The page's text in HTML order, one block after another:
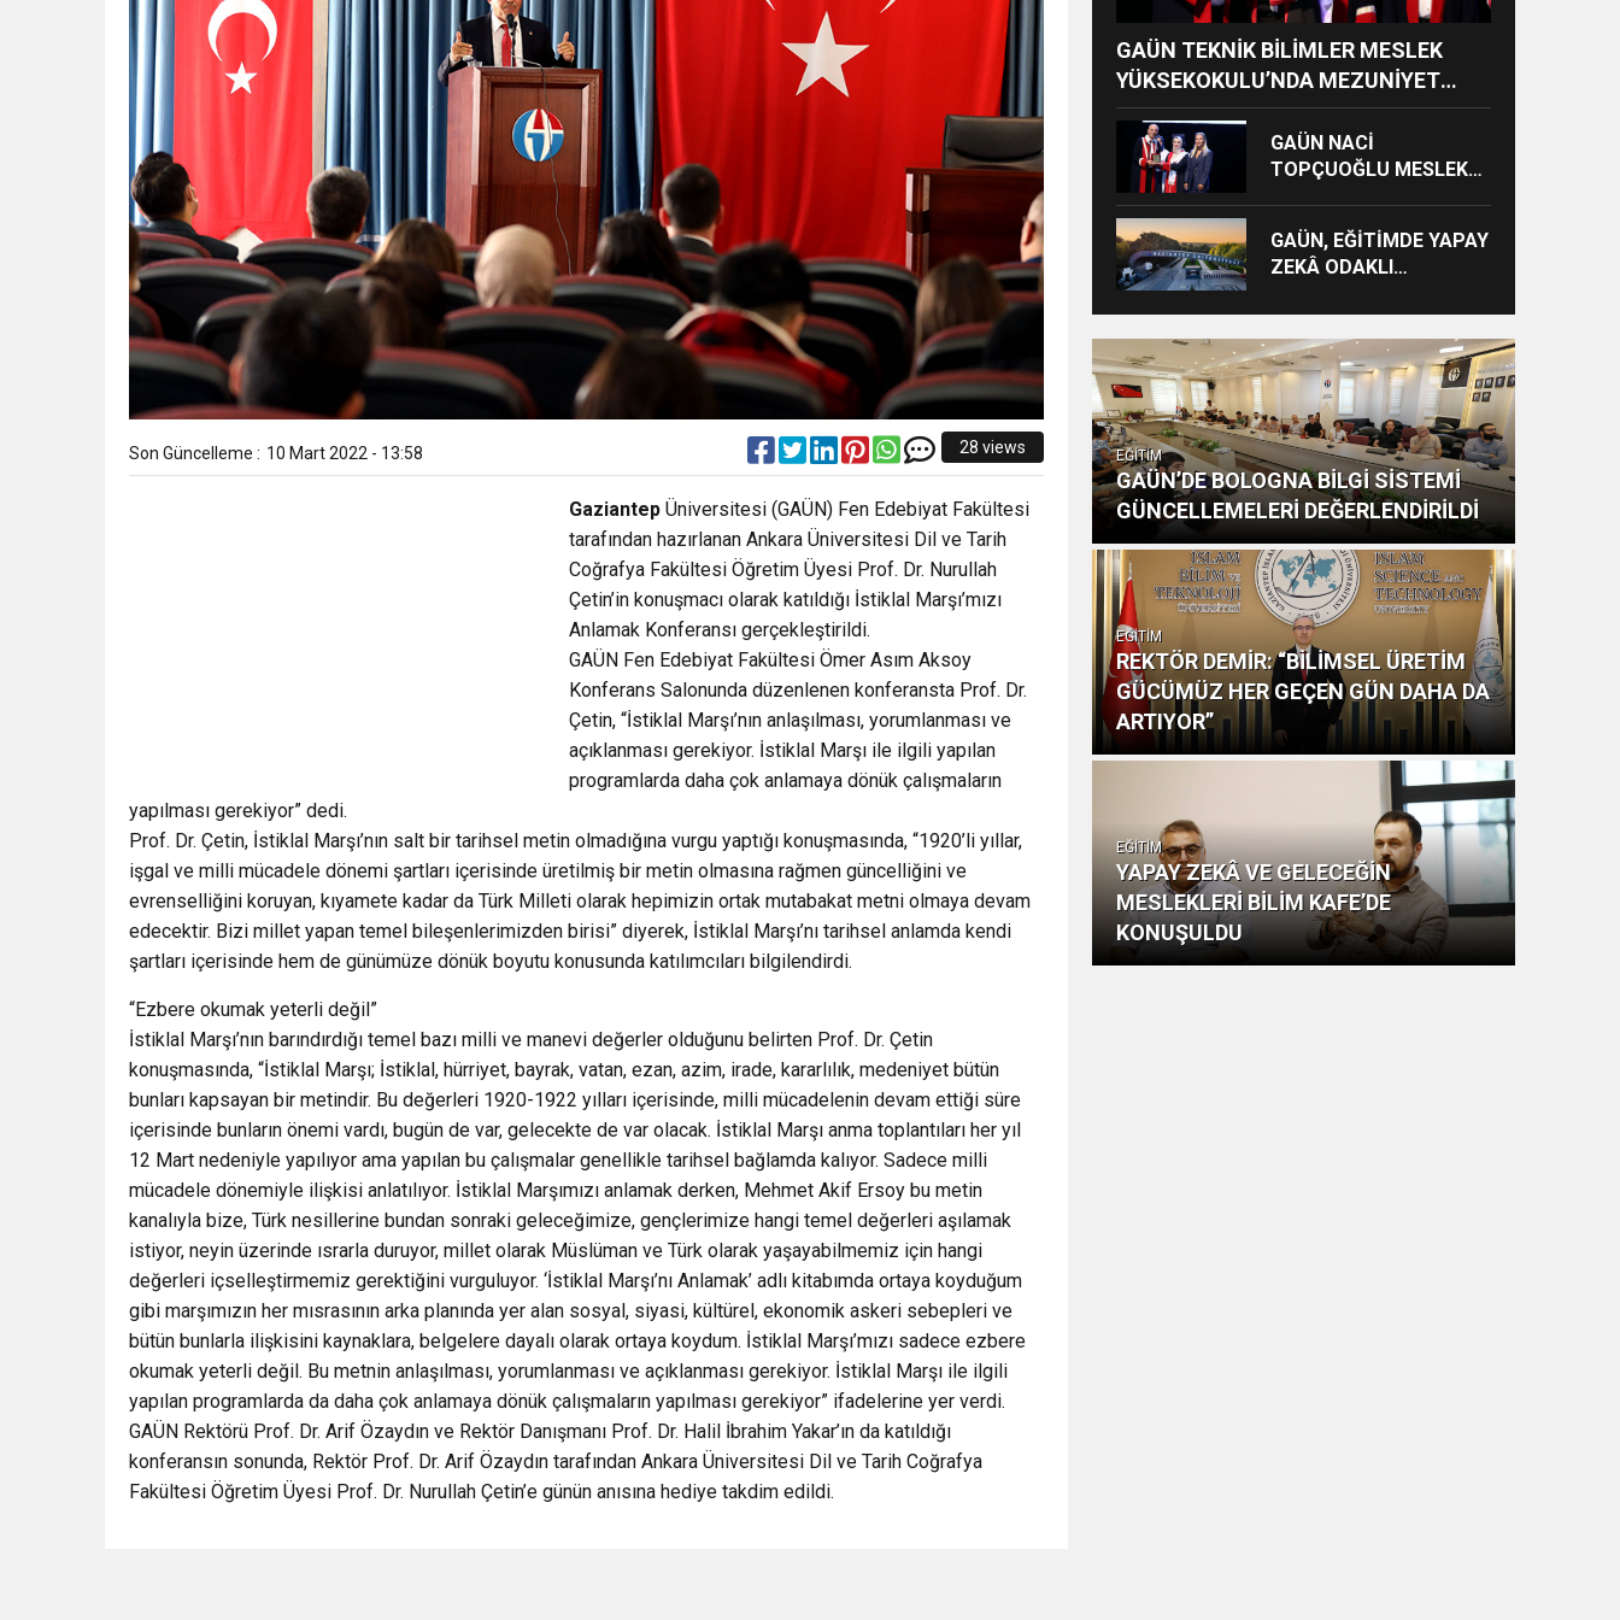
Son Güncelleme : 10 Mart 2022 - 13:58 28 views
Gaziantep Üniversitesi (GAÜN) Fen Edebiyat Fakültesi
tarafından hazırlanan Ankara Üniversitesi Dil ve Tarih
Coğrafya Fakültesi Öğretim Üyesi Prof. Dr. Nurullah
Çetin’in konuşmacı olarak katıldığı İstiklal Marşı’mızı
Anlamak Konferansı gerçekleştirildi.
GAÜN Fen Edebiyat Fakültesi Ömer Asım Aksoy
Konferans Salonunda düzenlenen konferansta Prof. Dr.
Çetin, “İstiklal Marşı’nın anlaşılması, yorumlanması ve
açıklanması gerekiyor. İstiklal Marşı ile ilgili yapılan
programlarda daha çok anlamaya dönük çalışmaların
yapılması gerekiyor” dedi.
Prof. Dr. Çetin, İstiklal Marşı’nın salt bir tarihsel metin olmadığına vurgu yaptığı konuşmasında, “1920’li yıllar,
işgal ve milli mücadele dönemi şartları içerisinde üretilmiş bir metin olmasına rağmen güncelliğini ve
evrenselliğini koruyan, kıyamete kadar da Türk Milleti olarak hepimizin ortak mutabakat metni olmaya devam
edecektir. Bizi millet yapan temel bileşenlerimizden birisi” diyerek, İstiklal Marşı’nı tarihsel anlamda kendi
şartları içerisinde hem de günümüze dönük boyutu konusunda katılımcıları bilgilendirdi.
“Ezbere okumak yeterli değil”
İstiklal Marşı’nın barındırdığı temel bazı milli ve manevi değerler olduğunu belirten Prof. Dr. Çetin
konuşmasında, “İstiklal Marşı; İstiklal, hürriyet, bayrak, vatan, ezan, azim, irade, kararlılık, medeniyet bütün
bunları kapsayan bir metindir. Bu değerleri 1920-1922 yılları içerisinde, milli mücadelenin devam ettiği süre
içerisinde bunların önemi vardı, bugün de var, gelecekte de var olacak. İstiklal Marşı anma toplantıları her yıl
12 Mart nedeniyle yapılıyor ama yapılan bu çalışmalar genellikle tarihsel bağlamda kalıyor. Sadece milli
mücadele dönemiyle ilişkisi anlatılıyor. İstiklal Marşımızı anlamak derken, Mehmet Akif Ersoy bu metin
kanalıyla bize, Türk nesillerine bundan sonraki geleceğimize, gençlerimize hangi temel değerleri aşılamak
istiyor, neyin üzerinde ısrarla duruyor, millet olarak Müslüman ve Türk olarak yaşayabilmemiz için hangi
değerleri içselleştirmemiz gerektiğini vurguluyor. ‘İstiklal Marşı’nı Anlamak’ adlı kitabımda ortaya koyduğum
gibi marşımızın her mısrasının arka planında yer alan sosyal, siyasi, kültürel, ekonomik askeri sebepleri ve
bütün bunlarla ilişkisini kaynaklara, belgelere dayalı olarak ortaya koydum. İstiklal Marşı’mızı sadece ezbere
okumak yeterli değil. Bu metnin anlaşılması, yorumlanması ve açıklanması gerekiyor. İstiklal Marşı ile ilgili
yapılan programlarda da daha çok anlamaya dönük çalışmaların yapılması gerekiyor” ifadelerine yer verdi.
GAÜN Rektörü Prof. Dr. Arif Özaydın ve Rektör Danışmanı Prof. Dr. Halil İbrahim Yakar’ın da katıldığı
konferansın sonunda, Rektör Prof. Dr. Arif Özaydın tarafından Ankara Üniversitesi Dil ve Tarih Coğrafya
Fakültesi Öğretim Üyesi Prof. Dr. Nurullah Çetin’e günün anısına hediye takdim edildi.
GAÜN TEKNİK BİLİMLER MESLEK
YÜKSEKOKULU’NDA MEZUNİYET
SEVİNCİ
GAÜN NACİ
TOPÇUOĞLU MESLEK
GAÜN, EĞİTİMDE YAPAY
ZEKÂ ODAKLI
PROJEYE LİDERLİK
EDECEK
EĞİTİM
GAÜN’DE BOLOGNA BİLGİ SİSTEMİ
GÜNCELLEMELERİ DEĞERLENDİRİLDİ
EĞİTİM
REKTÖR DEMİR: “BİLİMSEL ÜRETİM
GÜCÜMÜZ HER GEÇEN GÜN DAHA DA
ARTIYOR”
EĞİTİM
YAPAY ZEKÂ VE GELECEĞİN
MESLEKLERİ BİLİM KAFE’DE
KONUŞULDU